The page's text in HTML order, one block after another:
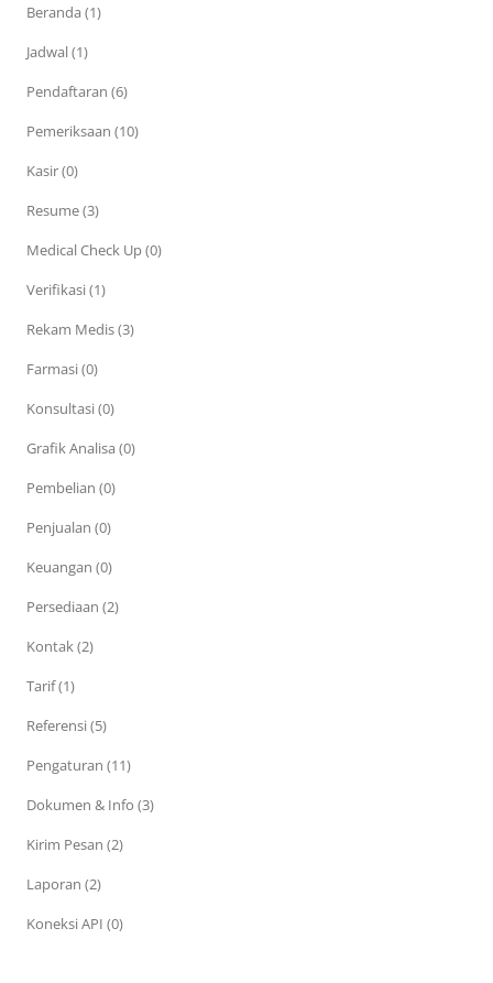
Beranda (1)
Jadwal (1)
Pendaftaran (6)
Pemeriksaan (10)
Kasir (0)
Resume (3)
Medical Check Up (0)
Verifikasi (1)
Rekam Medis (3)
Farmasi (0)
Konsultasi (0)
Grafik Analisa (0)
Pembelian (0)
Penjualan (0)
Keuangan (0)
Persediaan (2)
Kontak (2)
Tarif (1)
Referensi (5)
Pengaturan (11)
Dokumen & Info (3)
Kirim Pesan (2)
Laporan (2)
Koneksi API (0)